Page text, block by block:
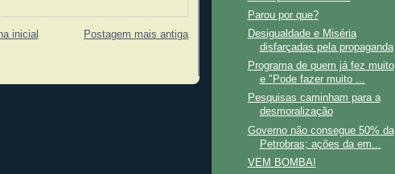
Postagem mais antiga
inicial
Parou por que?
Desigualdade e Miséria
disfarçadas pela propaganda
Programa de quem já fez muito
e "Pode fazer muito ...
Pesquisas caminham para a
desmoralização
Governo não consegue 50% da
Petrobras; ações da em...
VEM BOMBA!